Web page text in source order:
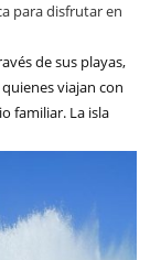
para disfrutar en
de sus playas,
viajan con
familiar. La isla